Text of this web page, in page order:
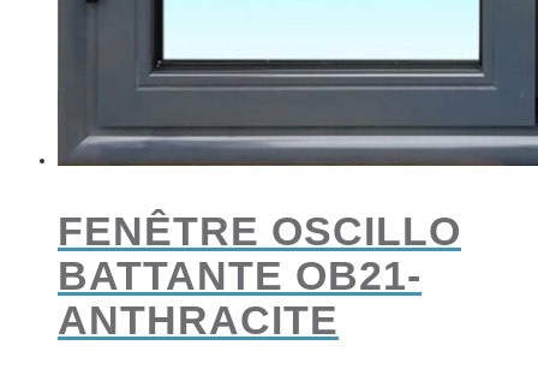
FENÊTRE OSCILLO
BATTANTE OB21-
ANTHRACITE